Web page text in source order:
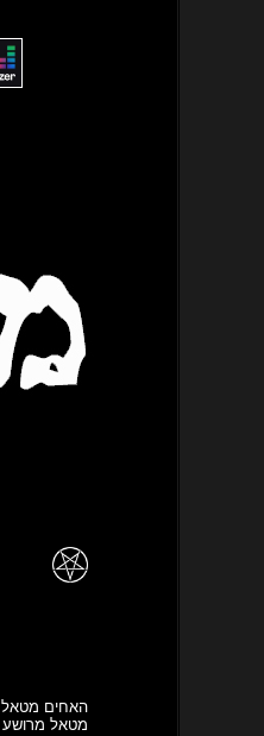
האחים מטאל
מטאל מרושע